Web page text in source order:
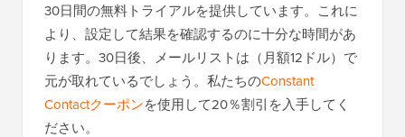
30日間の無料トライアルを提供しています。これに
より、設定して結果を確認するのに十分な時間があ
ります。30日後、メールリストは（月額12ドル）で
元が取れているでしょう。私たちのConstant
Contactクーポンを使用して20％割引を入手してく
ださい。